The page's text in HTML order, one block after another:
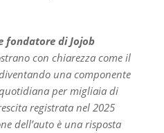
fondatore di Jojob
con chiarezza come il
una componente
per migliaia di
registrata nel 2025
dell’auto è una risposta